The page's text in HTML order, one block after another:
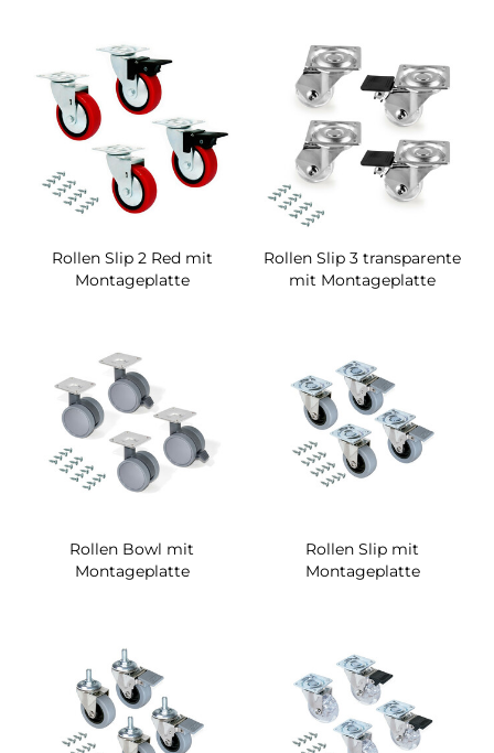
Rollen Slip 2 Red mit
Montageplatte
Rollen Slip 3 transparente
mit Montageplatte
Rollen Bowl mit
Montageplatte
Rollen Slip mit
Montageplatte